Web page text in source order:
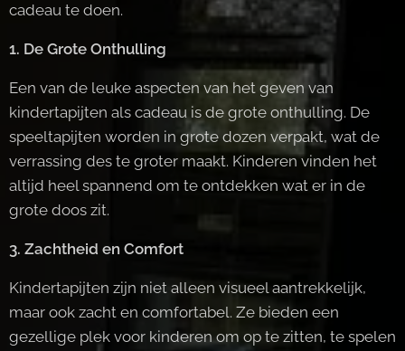
cadeau te doen.
1. De Grote Onthulling
Een van de leuke aspecten van het geven van
kindertapijten als cadeau is de grote onthulling. De
speeltapijten worden in grote dozen verpakt, wat de
verrassing des te groter maakt. Kinderen vinden het
altijd heel spannend om te ontdekken wat er in de
grote doos zit.
3. Zachtheid en Comfort
Kindertapijten zijn niet alleen visueel aantrekkelijk,
maar ook zacht en comfortabel. Ze bieden een
gezellige plek voor kinderen om op te zitten, te spelen